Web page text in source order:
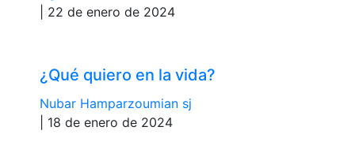
| 22 de enero de 2024
¿Qué quiero en la vida?
Nubar Hamparzoumian sj
| 18 de enero de 2024